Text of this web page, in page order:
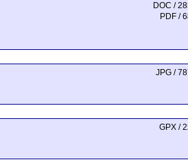
DOC /
PDF /
JPG /
GPX /